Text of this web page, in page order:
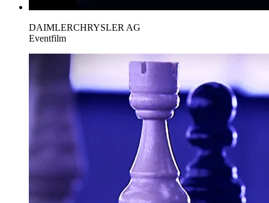
DAIMLERCHRYSLER AG
Eventfilm